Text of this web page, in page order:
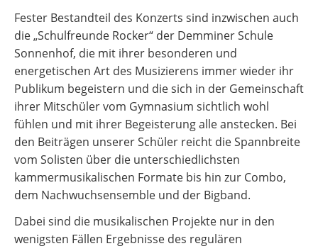
Fester Bestandteil des Konzerts sind inzwischen auch
die „Schulfreunde Rocker“ der Demminer Schule
Sonnenhof, die mit ihrer besonderen und
energetischen Art des Musizierens immer wieder ihr
Publikum begeistern und die sich in der Gemeinschaft
ihrer Mitschüler vom Gymnasium sichtlich wohl
fühlen und mit ihrer Begeisterung alle anstecken. Bei
den Beiträgen unserer Schüler reicht die Spannbreite
vom Solisten über die unterschiedlichsten
kammermusikalischen Formate bis hin zur Combo,
dem Nachwuchsensemble und der Bigband.
Dabei sind die musikalischen Projekte nur in den
wenigsten Fällen Ergebnisse des regulären